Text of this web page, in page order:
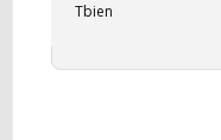
Tbien